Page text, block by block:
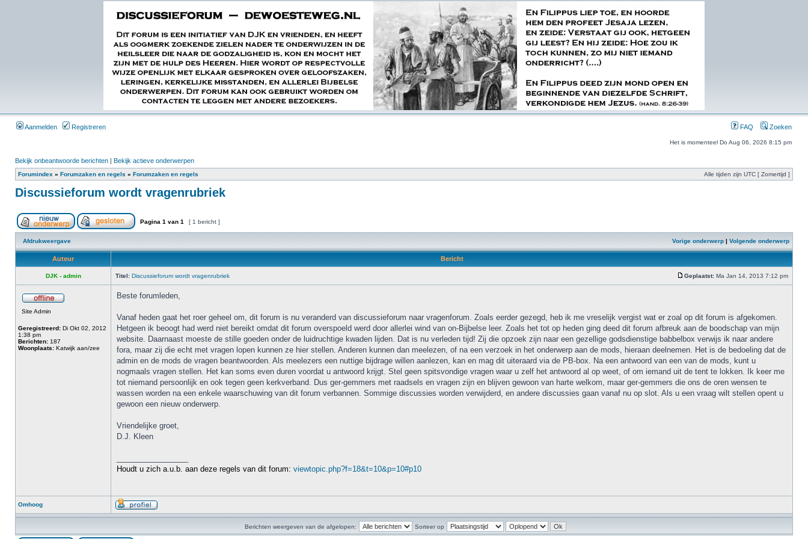
Aanmelden Registreren FAQ Zoeken
Het is momenteel Do Aug 06, 2026 8:15 pm
Bekijk onbeantwoorde berichten | Bekijk actieve onderwerpen
Forumindex » Forumzaken en regels » Forumzaken en regels Alle tijden zijn UTC [ Zomertijd ]
Discussieforum wordt vragenrubriek
Pagina 1 van 1 [ 1 bericht ]
Afdrukweergave Vorige onderwerp | Volgende onderwerp
Auteur Bericht
DJK - admin Titel: Discussieforum wordt vragenrubriek Geplaatst: Ma Jan 14, 2013 7:12 pm
Site Admin
Geregistreerd: Di Okt 02, 2012
1:38 pm
Berichten: 187
Woonplaats: Katwijk aan/zee
Beste forumleden,
Vanaf heden gaat het roer geheel om, dit forum is nu veranderd van discussieforum naar vragenforum. Zoals eerder gezegd, heb ik me vreselijk vergist wat er zoal op dit forum is afgekomen.
Hetgeen ik beoogt had werd niet bereikt omdat dit forum overspoeld werd door allerlei wind van on-Bijbelse leer. Zoals het tot op heden ging deed dit forum afbreuk aan de boodschap van mijn
website. Daarnaast moeste de stille goeden onder de luidruchtige kwaden lijden. Dat is nu verleden tijd! Zij die opzoek zijn naar een gezellige godsdienstige babbelbox verwijs ik naar andere
fora, maar zij die echt met vragen lopen kunnen ze hier stellen. Anderen kunnen dan meelezen, of na een verzoek in het onderwerp aan de mods, hieraan deelnemen. Het is de bedoeling dat de
admin en de mods de vragen beantwoorden. Als meelezers een nuttige bijdrage willen aanlezen, kan en mag dit uiteraard via de PB-box. Na een antwoord van een van de mods, kunt u
nogmaals vragen stellen. Het kan soms even duren voordat u antwoord krijgt. Stel geen spitsvondige vragen waar u zelf het antwoord al op weet, of om iemand uit de tent te lokken. Ik keer me
tot niemand persoonlijk en ook tegen geen kerkverband. Dus ger-gemmers met raadsels en vragen zijn en blijven gewoon van harte welkom, maar ger-gemmers die ons de oren wensen te
wassen worden na een enkele waarschuwing van dit forum verbannen. Sommige discussies worden verwijderd, en andere discussies gaan vanaf nu op slot. Als u een vraag wilt stellen opent u
gewoon een nieuw onderwerp.
Vriendelijke groet,
D.J. Kleen
Houdt u zich a.u.b. aan deze regels van dit forum: viewtopic.php?f=18&t=10&p=10#p10
Omhoog
Berichten weergeven van de afgelopen: Sorteer op